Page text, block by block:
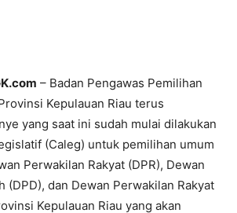
– Badan Pengawas Pemilihan
Kepulauan Riau terus
yang saat ini sudah mulai dilakukan
(Caleg) untuk pemilihan umum
Perwakilan Rakyat (DPR), Dewan
(DPD), dan Dewan Perwakilan Rakyat
Kepulauan Riau yang akan